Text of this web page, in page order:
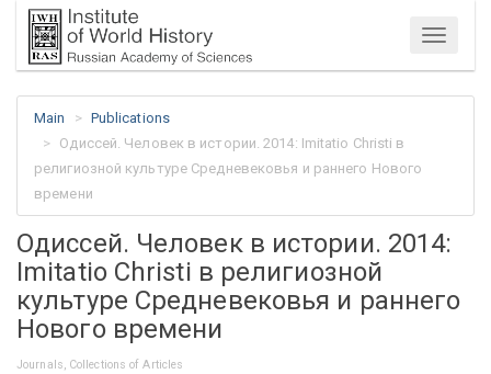
Menu
Main
Publications
Одиссей. Человек в истории. 2014: Imitatio Christi в
религиозной культуре Средневековья и раннего Нового
времени
Одиссей. Человек в истории. 2014:
Imitatio Christi в религиозной
культуре Средневековья и раннего
Нового времени
Journals, Collections of Articles